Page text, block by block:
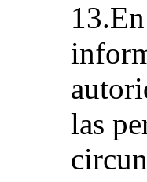
las